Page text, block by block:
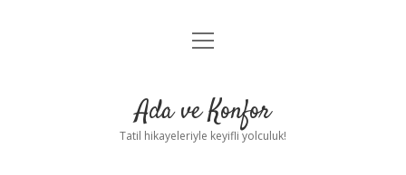
Anasayfa
Yasal Uyarı
menüyü
Ada ve Konfor
Tatil hikayeleriyle keyifli yolculuk!